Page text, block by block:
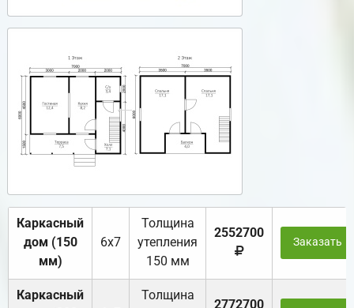
Каркасный
дом (150
мм)
6х7
Толщина
утепления
150 мм
2552700
Заказать
Каркасный
Толщина
2772700